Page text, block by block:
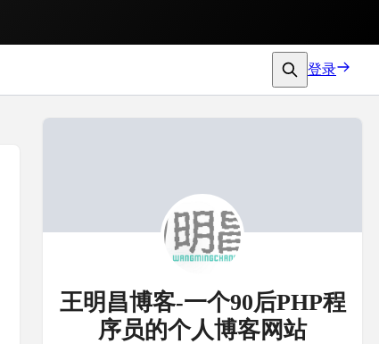
登录
王明昌博客-一个90后PHP程
序员的个人博客网站